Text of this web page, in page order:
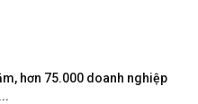
hơn 75.000 doanh nghiệp